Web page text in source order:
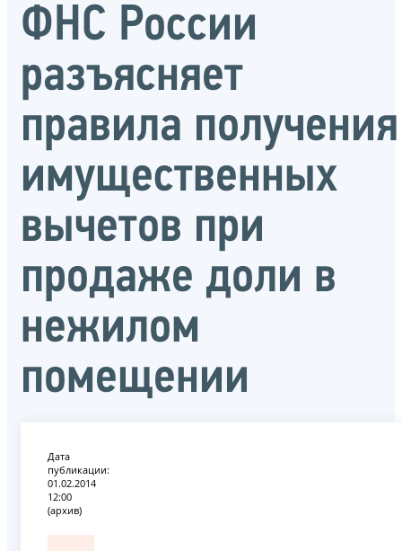
ФНС России
разъясняет
правила получения
имущественных
вычетов при
продаже доли в
нежилом
помещении
Дата
публикации:
01.02.2014
12:00
(архив)